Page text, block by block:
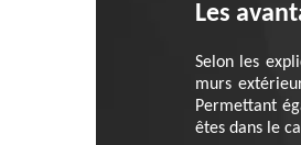
Les
Selon les
murs
Permettant
êtes dans le